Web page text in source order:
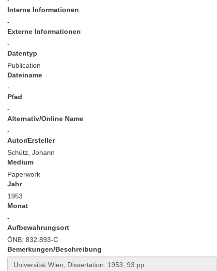
Interne Informationen
-
Externe Informationen
-
Datentyp
Publication
Dateiname
-
Pfad
-
Alternativ/Online Name
-
Autor/Ersteller
Schütz, Johann
Medium
Paperwork
Jahr
1953
Monat
-
Aufbewahrungsort
ÖNB: 832.893-C
Bemerkungen/Beschreibung